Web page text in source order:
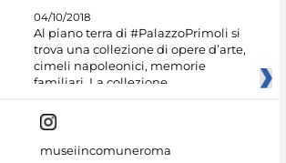
04/10/2018
Al piano terra di #PalazzoPrimoli si
trova una collezione di opere d’arte,
cimeli napoleonici, memorie
familiari. La collezione
museiincomuneroma